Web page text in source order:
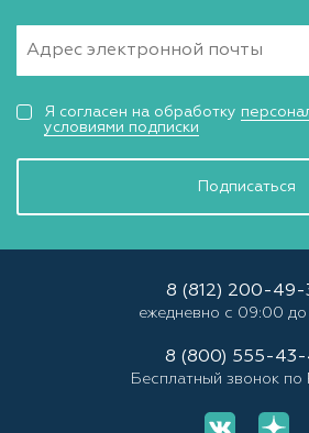
Подписаться
Я согласен на обработку
условиями подписки
8 (812) 200-49-
ежедневно с 09:00
8 (800) 555-43-
Бесплатный звонок по